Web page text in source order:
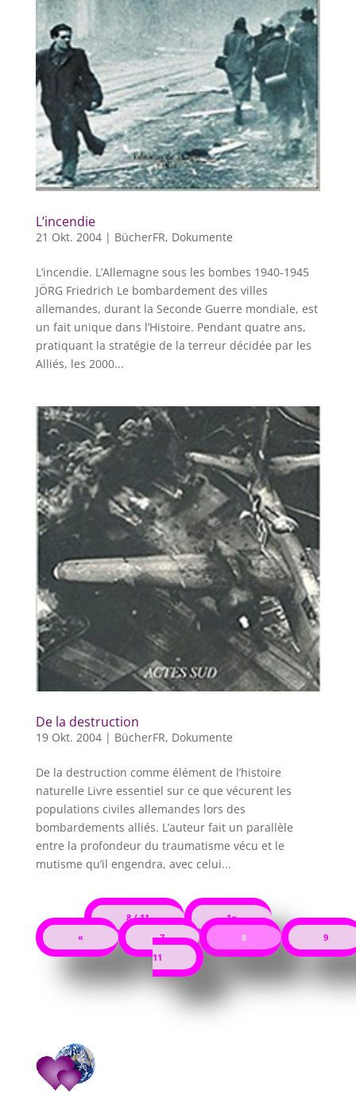
L’incendie
21 Okt. 2004| BücherFR, Dokumente
L’incendie. L’Allemagne sous les bombes 1940-1945
JÖRG Friedrich Le bombardement des villes
allemandes, durant la Seconde Guerre mondiale, est
un fait unique dans l’Histoire. Pendant quatre ans,
pratiquant la stratégie de la terreur décidée par les
Alliés, les 2000...
De la destruction
19 Okt. 2004| BücherFR, Dokumente
De la destruction comme élément de l’histoire
naturelle Livre essentiel sur ce que vécurent les
populations civiles allemandes lors des
bombardements alliés. L’auteur fait un parallèle
entre la profondeur du traumatisme vécu et le
mutisme qu’il engendra, avec celui...
8 / 11
1«
«
7 8
9
11